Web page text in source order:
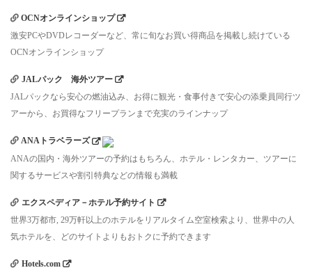
OCNオンラインショップ
激安PCやDVDレコーダーなど、常に旬なお買い得商品を掲載し続けている
OCNオンラインショップ
JALパック 海外ツアー
JALパックなら安心の燃油込み、お得に観光・食事付きで安心の添乗員同行ツ
アーから、お買得なフリープランまで充実のラインナップ
ANAトラベラーズ
ANAの国内・海外ツアーの予約はもちろん、ホテル・レンタカー、ツアーに
関するサービスや割引特典などの情報も満載
エクスペディア－ホテル予約サイト
世界3万都市, 29万軒以上のホテルをリアルタイム空室検索より、世界中の人
気ホテルを、どのサイトよりもおトクに予約できます
Hotels.com